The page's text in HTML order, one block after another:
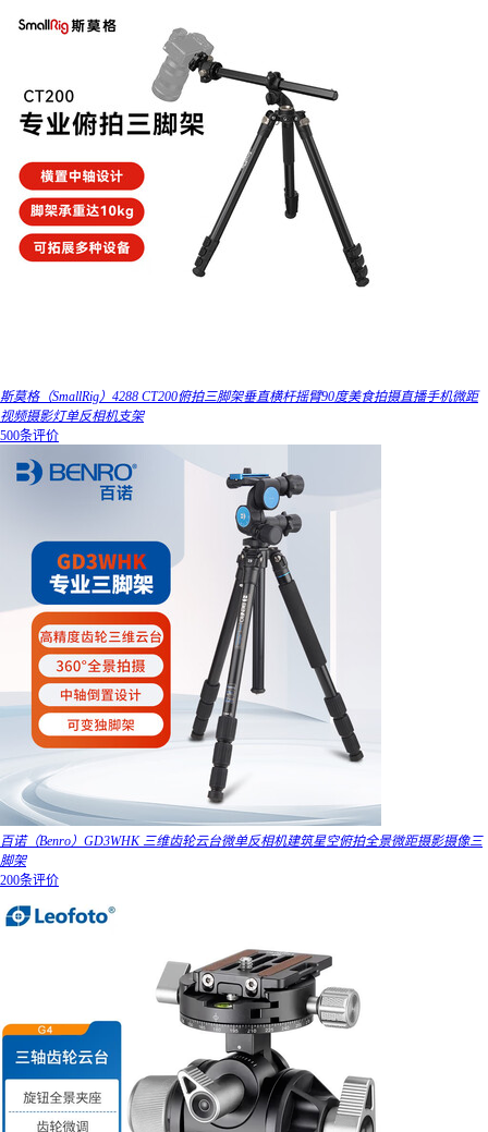
斯莫格（SmallRig）4288 CT200俯拍三脚架垂直横杆摇臂90度美食拍摄直播手机微距
视频摄影灯单反相机支架
500条评价
百诺（Benro）GD3WHK 三维齿轮云台微单反相机建筑星空俯拍全景微距摄影摄像三
脚架
200条评价